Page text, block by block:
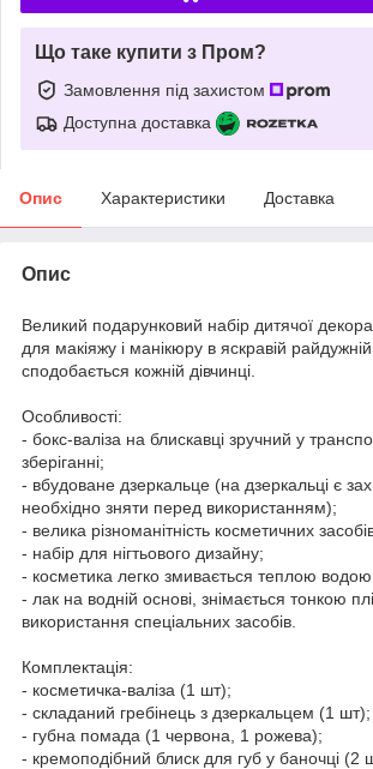
Що таке купити з Пром?
Замовлення під захистом
Доступна доставка
Опис Характеристики Доставка
Опис
Великий подарунковий набір дитячої
для макіяжу і манікюру в яскравій райдужній
сподобається кожній дівчинці.
Особливості:
- бокс-валіза на блискавці зручний у
зберіганні;
- вбудоване дзеркальце (на дзеркальці є
необхідно зняти перед використанням);
- велика різноманітність косметичних
- набір для нігтьового дизайну;
- косметика легко змивається теплою
- лак на водній основі, знімається тонкою
використання спеціальних засобів.
Комплектація:
- косметичка-валіза (1 шт);
- складаний гребінець з дзеркальцем (1 шт);
- губна помада (1 червона, 1 рожева);
- кремоподібний блиск для губ у баночці (2